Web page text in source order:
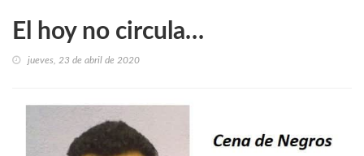
El hoy no circula…
jueves, 23 de abril de 2020